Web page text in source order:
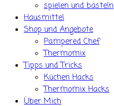
spielen und basteln
Hausmittel
Shop und Angebote
Pampered Chef
Thermomix
Tipps und Tricks
Küchen Hacks
Thermomix Hacks
Über Mich